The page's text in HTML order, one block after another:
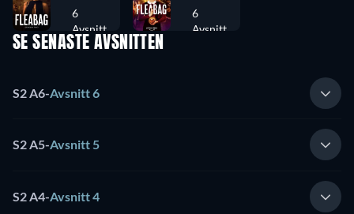
6
Avsnitt
6
Avsnitt
SE SENASTE AVSNITTEN
S2 A6-Avsnitt 6
S2 A5-Avsnitt 5
S2 A4-Avsnitt 4